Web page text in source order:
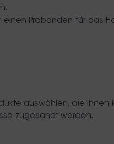
Probanden für das
auswählen, die Ihnen
zugesandt werden.